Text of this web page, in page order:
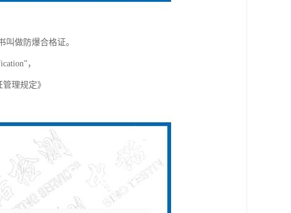
做防爆合格证。
，
理规定》